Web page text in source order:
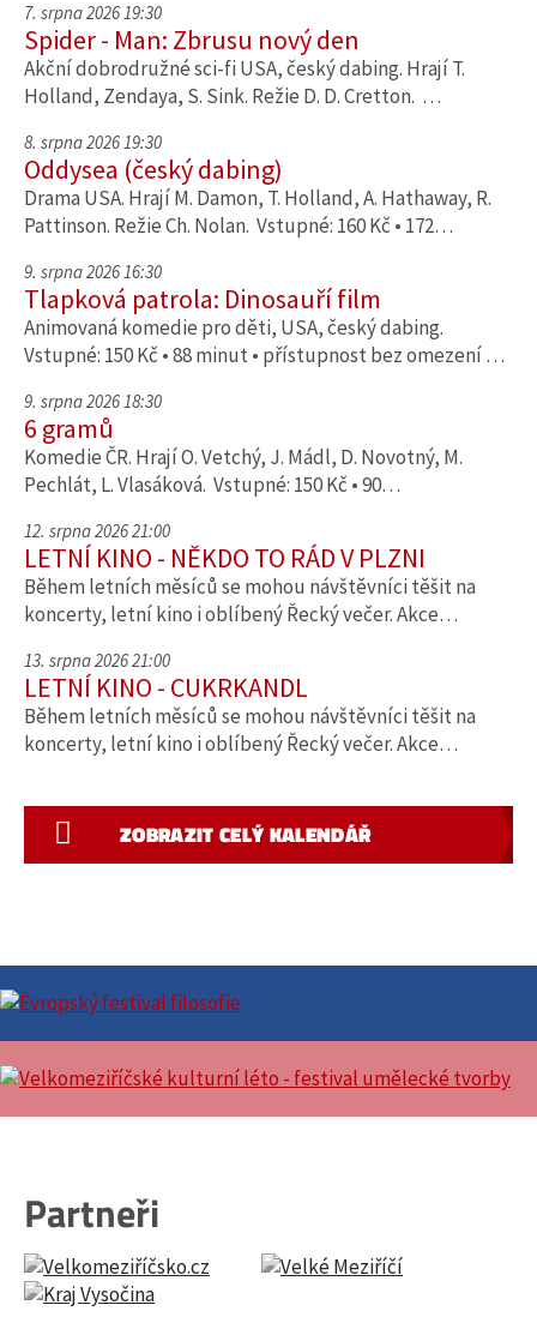
7. srpna 2026 19:30
Spider - Man: Zbrusu nový den
Akční dobrodružné sci-fi USA, český dabing. Hrají T.
Holland, Zendaya, S. Sink. Režie D. D. Cretton. …
8. srpna 2026 19:30
Oddysea (český dabing)
Drama USA. Hrají M. Damon, T. Holland, A. Hathaway, R.
Pattinson. Režie Ch. Nolan. Vstupné: 160 Kč • 172…
9. srpna 2026 16:30
Tlapková patrola: Dinosauří film
Animovaná komedie pro děti, USA, český dabing.
Vstupné: 150 Kč • 88 minut • přístupnost bez omezení …
9. srpna 2026 18:30
6 gramů
Komedie ČR. Hrají O. Vetchý, J. Mádl, D. Novotný, M.
Pechlát, L. Vlasáková. Vstupné: 150 Kč • 90…
12. srpna 2026 21:00
LETNÍ KINO - NĚKDO TO RÁD V PLZNI
Během letních měsíců se mohou návštěvníci těšit na
koncerty, letní kino i oblíbený Řecký večer. Akce…
13. srpna 2026 21:00
LETNÍ KINO - CUKRKANDL
Během letních měsíců se mohou návštěvníci těšit na
koncerty, letní kino i oblíbený Řecký večer. Akce…
ZOBRAZIT CELÝ KALENDÁŘ
Partneři